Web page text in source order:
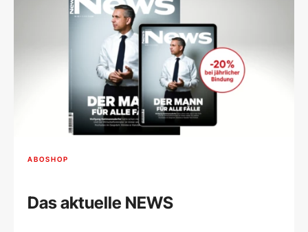
ABOSHOP
Das aktuelle NEWS